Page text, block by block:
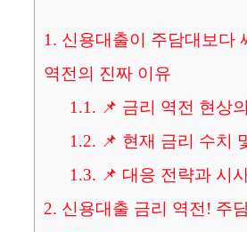
1. 신용대출이 주담대보다
역전의 진짜 이유
1.1. 📌 금리 역전 현상
1.2. 📌 현재 금리 수치
1.3. 📌 대응 전략과 시
2. 신용대출 금리 역전! 주